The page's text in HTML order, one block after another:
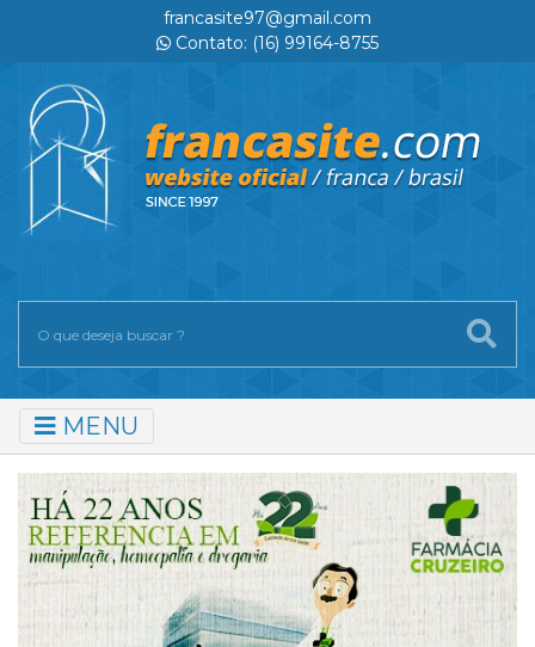
francasite97@gmail.com
Contato: (16) 99164-8755
MENU